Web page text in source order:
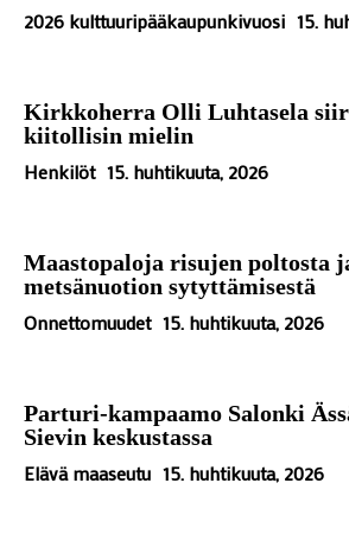
2026 kulttuuripääkaupunkivuosi 15.
Kirkkoherra Olli Luhtasela
kiitollisin mielin
Henkilöt 15. huhtikuuta, 2026
Maastopaloja risujen poltosta
metsänuotion sytyttämisestä
Onnettomuudet 15. huhtikuuta, 2026
Parturi-kampaamo Salonki
Sievin keskustassa
Elävä maaseutu 15. huhtikuuta, 2026